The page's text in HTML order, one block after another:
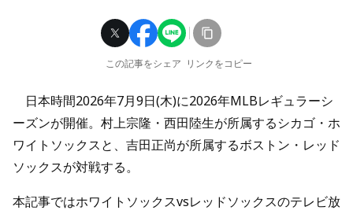
この記事をシェア リンクをコピー
日本時間2026年7月9日(木)に2026年MLBレギュラーシ
ーズンが開催。村上宗隆・西田陸生が所属するシカゴ・ホ
ワイトソックスと、吉田正尚が所属するボストン・レッド
ソックスが対戦する。
本記事ではホワイトソックスvsレッドソックスのテレビ放